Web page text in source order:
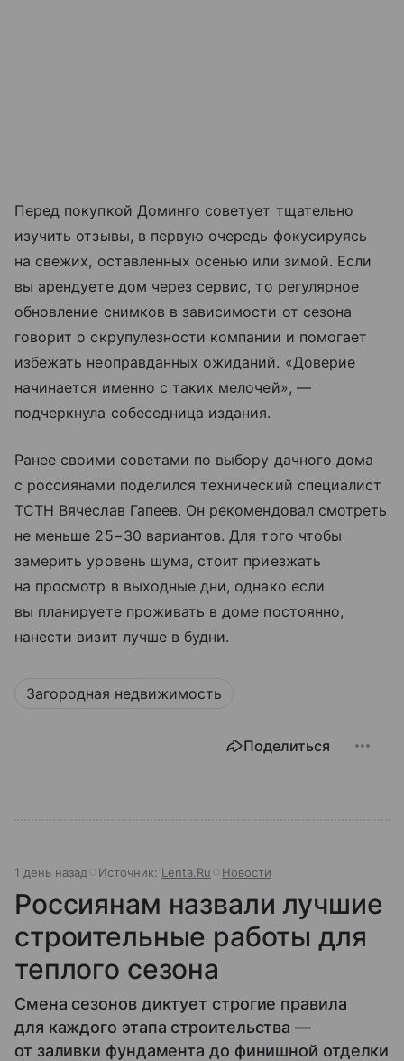
Перед покупкой Доминго советует тщательно
изучить отзывы, в первую очередь фокусируясь
на свежих, оставленных осенью или зимой. Если
вы арендуете дом через сервис, то регулярное
обновление снимков в зависимости от сезона
говорит о скрупулезности компании и помогает
избежать неоправданных ожиданий. «Доверие
начинается именно с таких мелочей», —
подчеркнула собеседница издания.
Ранее своими советами по выбору дачного дома
с россиянами поделился технический специалист
ТСТН Вячеслав Гапеев. Он рекомендовал смотреть
не меньше 25−30 вариантов. Для того чтобы
замерить уровень шума, стоит приезжать
на просмотр в выходные дни, однако если
вы планируете проживать в доме постоянно,
нанести визит лучше в будни.
Загородная недвижимость
Поделиться
1 день назад Источник: Lenta.Ru Новости
Россиянам назвали лучшие
строительные работы для
теплого сезона
Смена сезонов диктует строгие правила
для каждого этапа строительства —
от заливки фундамента до финишной отделки